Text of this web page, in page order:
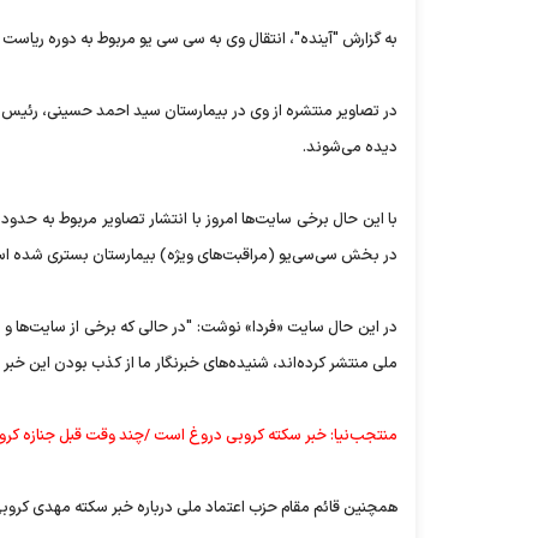
به گزارش "آینده"، انتقال وی به سی سی یو مربوط به دوره
در تصاویر منتشره از وی در بیمارستان سید احمد حسینی،
دیده می‌شوند.
در بخش سی‌سی‌یو (مراقبت‌های ویژه) بیمارستان بستری شده
در این حال سایت «فردا» نوشت: "در حالی كه برخی از سایت‌ها
ملی منتشر كرده‌اند، شنیده‌های خبرنگار ما از كذب بودن این
منتجب‌نیا: خبر سکته کروبی دروغ است /چند وقت قبل جنازه
همچنین قائم مقام حزب اعتماد ملی درباره خبر سکته مهدی